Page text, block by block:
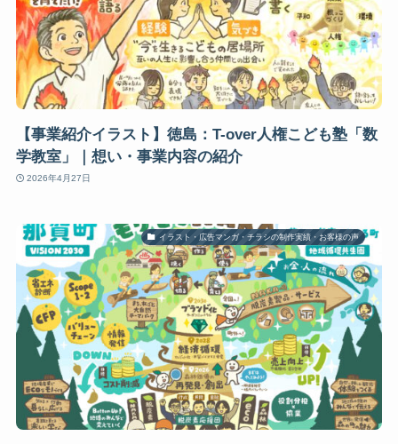
【事業紹介イラスト】徳島：T-over人権こども塾「数
学教室」｜想い・事業内容の紹介
2026年4月27日
イラスト・広告マンガ・チラシの制作実績・お客様の声